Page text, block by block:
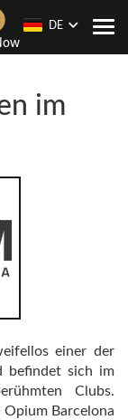
DE
im
einer der
befindet sich im
Clubs.
Opium Barcelona